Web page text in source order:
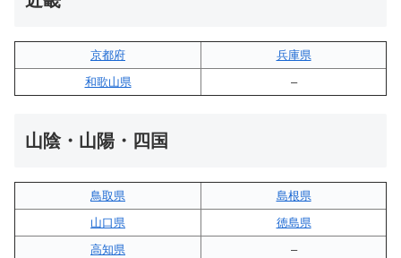
京都府
兵庫県
和歌山県
–
山陰・山陽・四国
鳥取県
島根県
山口県
徳島県
高知県
–